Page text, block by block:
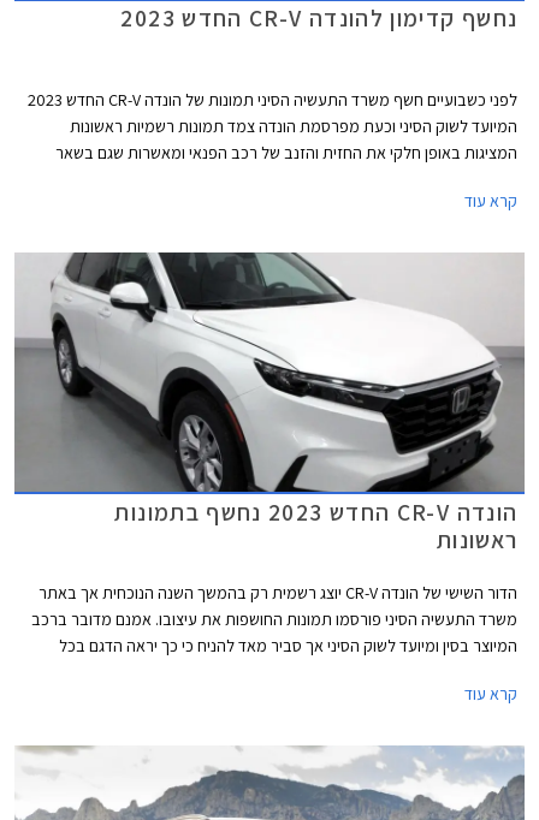
נחשף קדימון להונדה CR-V החדש 2023
לפני כשבועיים חשף משרד התעשיה הסיני תמונות של הונדה CR-V החדש 2023
המיועד לשוק הסיני וכעת מפרסמת הונדה צמד תמונות רשמיות ראשונות
המציגות באופן חלקי את החזית והזנב של רכב הפנאי ומאשרות שגם בשאר
והתחלת המכירות צפויה לקראת עונת הסתיו.
קרא עוד
הונדה CR-V החדש 2023 נחשף בתמונות
ראשונות
הדור השישי של הונדה CR-V יוצג רשמית רק בהמשך השנה הנוכחית אך באתר
משרד התעשיה הסיני פורסמו תמונות החושפות את עיצובו. אמנם מדובר ברכב
המיוצר בסין ומיועד לשוק הסיני אך סביר מאד להניח כי כך יראה הדגם בכל
קרא עוד